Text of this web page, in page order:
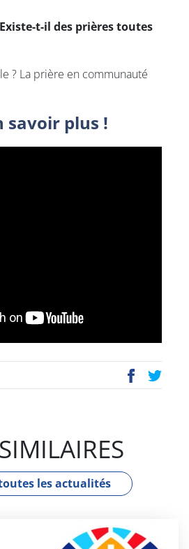
Existe-t-il des prières toutes
? La prière en communauté
savoir plus !
ac
wi
les actualités